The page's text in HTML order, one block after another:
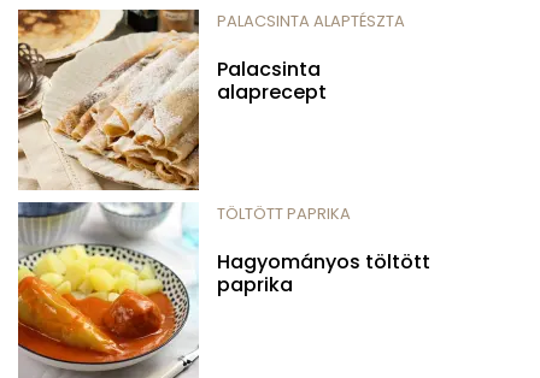
PALACSINTA ALAPTÉSZTA
Palacsinta
alaprecept
TÖLTÖTT PAPRIKA
Hagyományos töltött
paprika